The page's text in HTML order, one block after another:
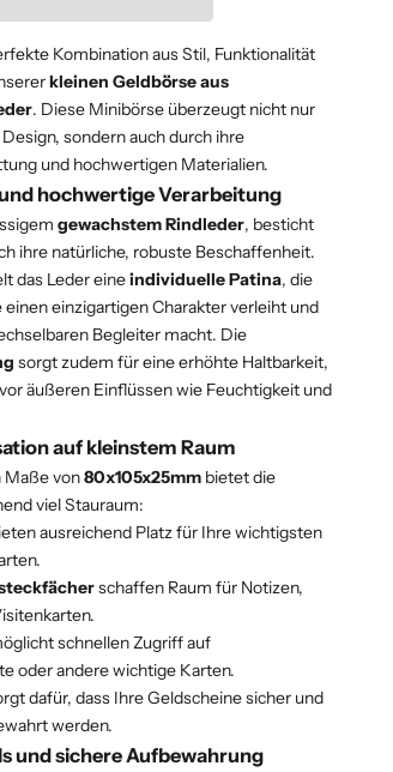
Kombination aus Stil, Funktionalität
kleinen Geldbörse aus
. Diese Minibörse überzeugt nicht nur
sondern auch durch ihre
und hochwertigen Materialien.
hochwertige Verarbeitung
gewachstem Rindleder, besticht
ihre natürliche, robuste Beschaffenheit.
das Leder eineindividuelle Patina, die
einzigartigen Charakter verleiht und
Begleiter macht. Die
sorgt zudem für eine erhöhte Haltbarkeit,
äußeren Einflüssen wie Feuchtigkeit und
auf kleinstem Raum
Maße von80x105x25mm bietet die
viel Stauraum:
ausreichend Platz für Ihre wichtigsten
schaffen Raum für Notizen,
schnellen Zugriff auf
oder andere wichtige Karten.
dafür, dass Ihre Geldscheine sicher und
werden.
und sichere Aufbewahrung